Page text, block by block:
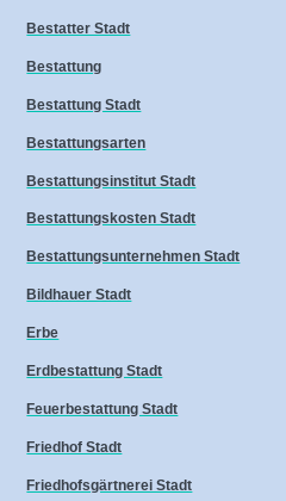
Bestatter Stadt
Bestattung
Bestattung Stadt
Bestattungsarten
Bestattungsinstitut Stadt
Bestattungskosten Stadt
Bestattungsunternehmen Stadt
Bildhauer Stadt
Erbe
Erdbestattung Stadt
Feuerbestattung Stadt
Friedhof Stadt
Friedhofsgärtnerei Stadt